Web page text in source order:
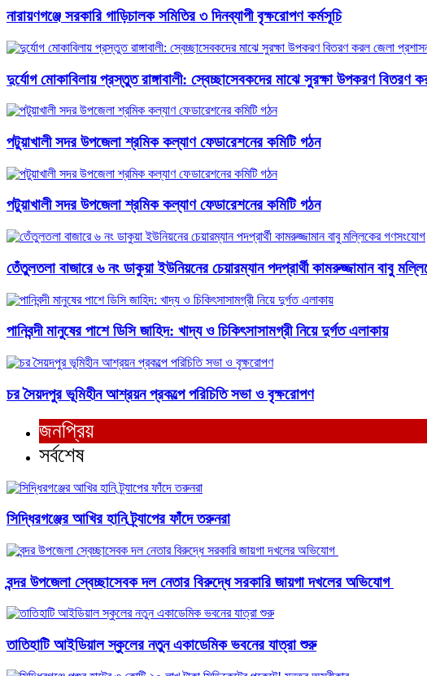
নারায়ণগঞ্জে সরকারি গাড়িচালক সমিতির ৩ দিনব্যাপী বৃক্ষরোপণ কর্মসূচি
​দুর্যোগ মোকাবিলায় প্রস্তুত রাঙ্গাবালী: স্বেচ্ছাসেবকদের মাঝে সুরক্ষা উপকরণ বিতরণ
পটুয়াখালী সদর উপজেলা শ্রমিক কল্যাণ ফেডারেশনের কমিটি গঠন
পটুয়াখালী সদর উপজেলা শ্রমিক কল্যাণ ফেডারেশনের কমিটি গঠন
তেঁতুলতলা বাজারে ৬ নং ডাকুয়া ইউনিয়নের চেয়ারম্যান পদপ্রার্থী কামরুজ্জামান বাবু
পানিবন্দী মানুষের পাশে ডিসি জাহিদ: খাদ্য ও চিকিৎসাসামগ্রী নিয়ে দুর্গত এলাকায়
চর সৈয়দপুর ভূমিহীন আশ্রয়ন প্রকল্পে পরিচিতি সভা ও বৃক্ষরোপণ
জনপ্রিয়
সর্বশেষ
সিদ্ধিরগঞ্জের আখির হানি ট্র্যাপের ফাঁদে তরুনরা
বন্দর উপজেলা স্বেচ্ছাসেবক দল নেতার বিরুদ্ধে সরকারি জায়গা দখলের অভিযোগ ‎
তাতিহাটি আইডিয়াল স্কুলের নতুন একাডেমিক ভবনের যাত্রা শুরু